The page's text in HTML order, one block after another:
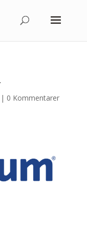
| 0 Kommentarer